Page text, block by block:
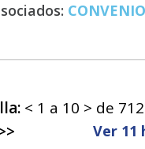
< 1 a 10 > de 712
Ver 11